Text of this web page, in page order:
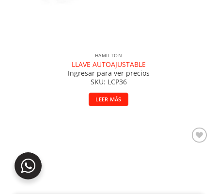
HAMILTON
LLAVE AUTOAJUSTABLE
Ingresar para ver precios
SKU: LCP36
LEER MÁS